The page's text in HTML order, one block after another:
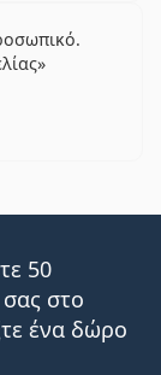
50
στο
ένα δώρο